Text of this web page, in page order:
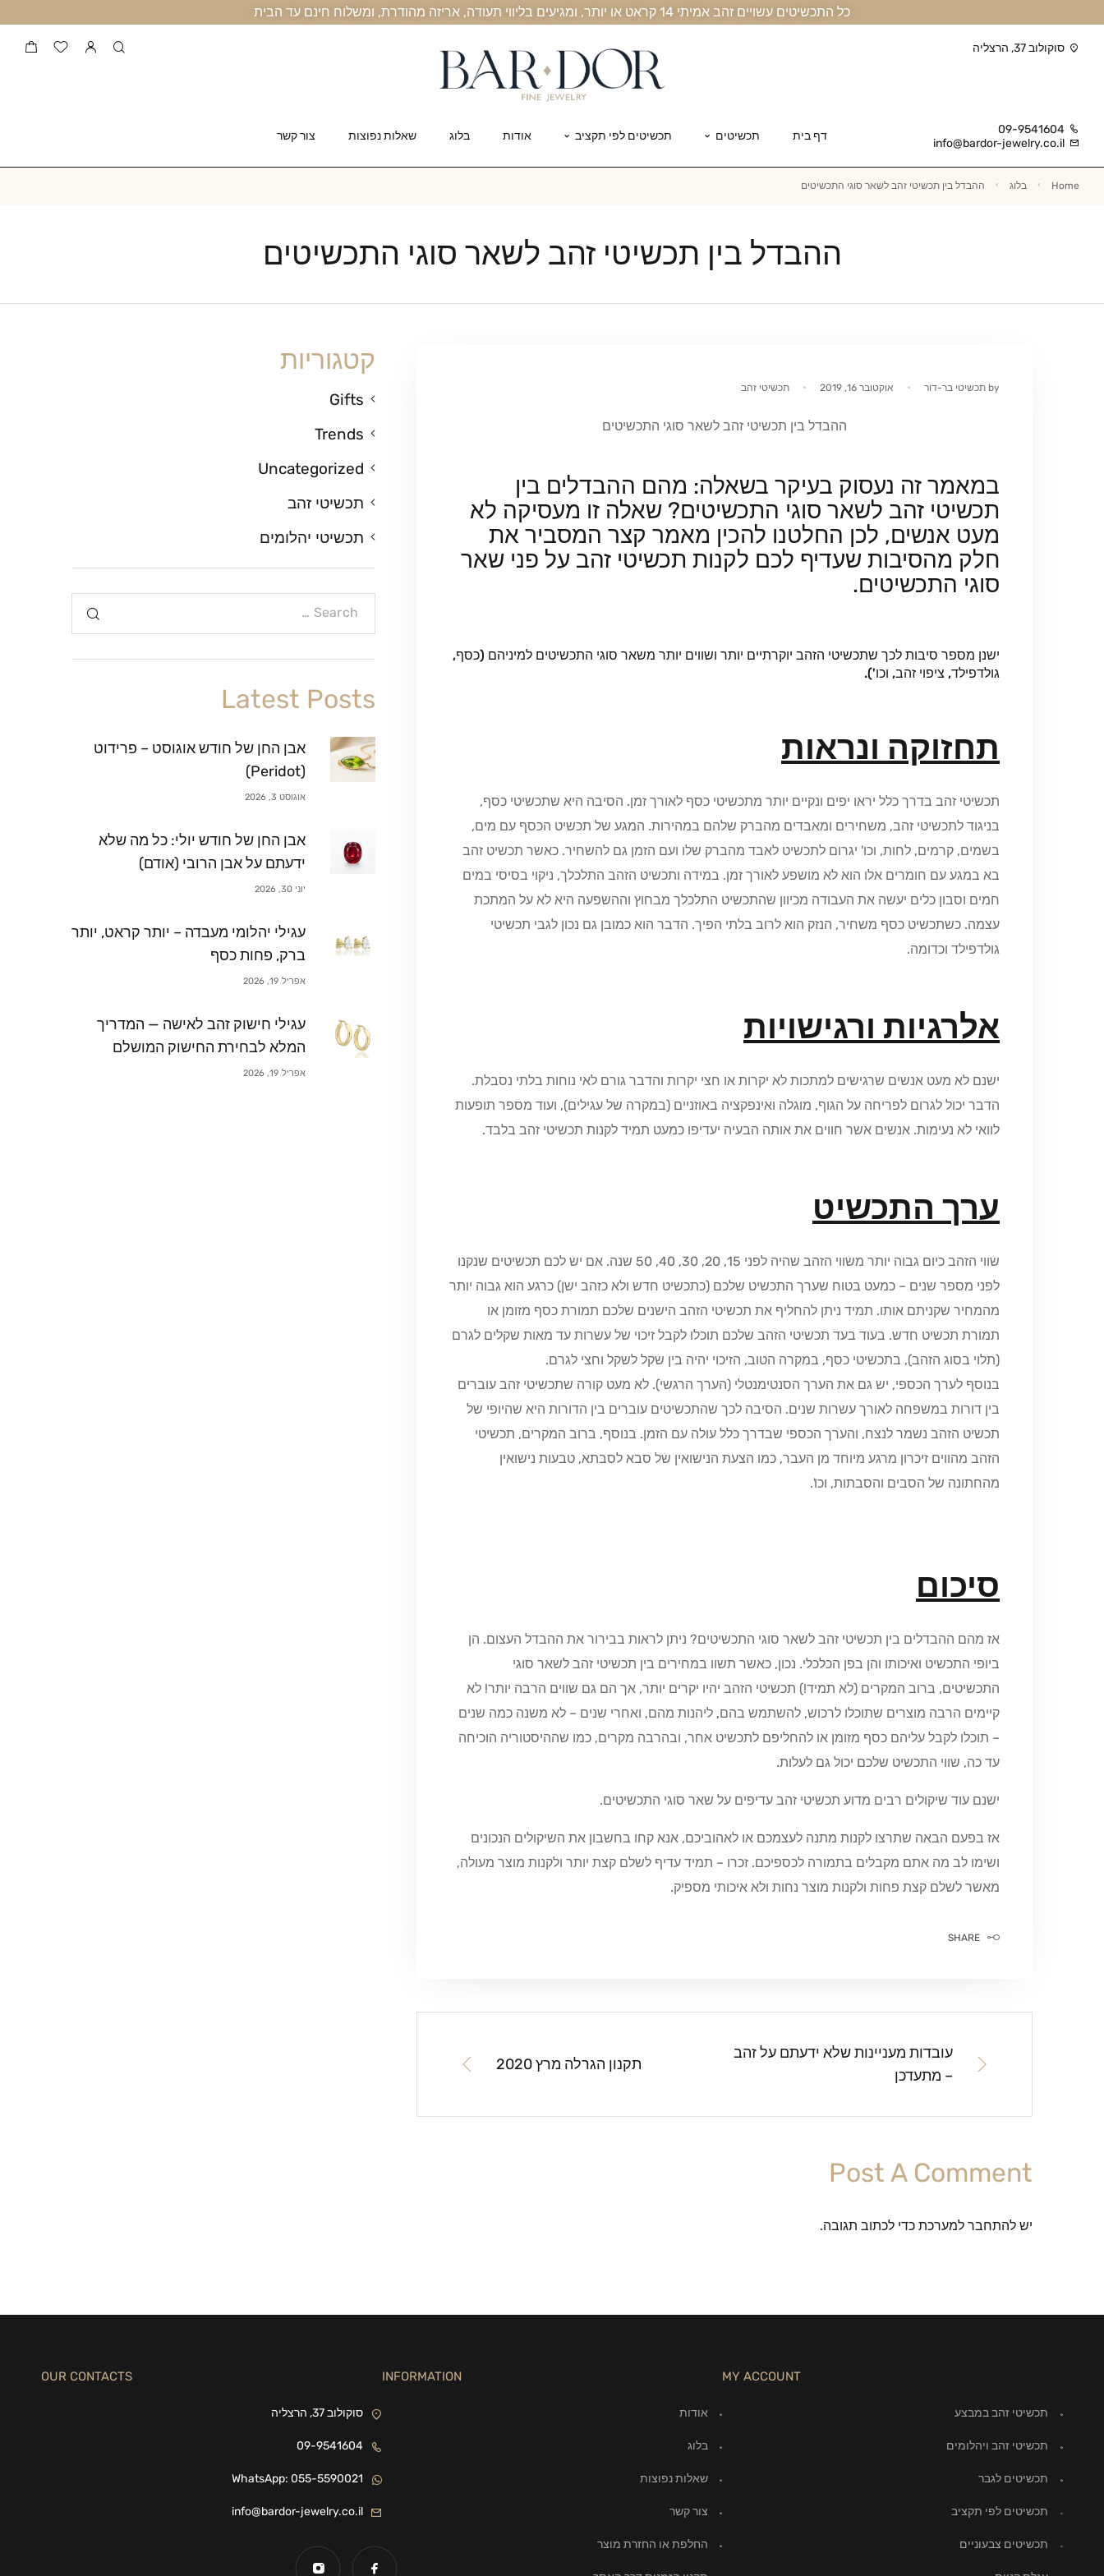
כל התכשיטים עשויים זהב אמיתי 14 קראט או יותר, ומגיעים בליווי תעודה, אריזה מהודרת, ומשלוח חינם עד הבית
סוקולוב 37, הרצליה
09-9541604
info@bardor-jewelry.co.il
דף בית תכשיטים תכשיטים לפי תקציב אודות בלוג שאלות נפוצות צור קשר
Home בלוג ההבדל בין תכשיטי זהב לשאר סוגי התכשיטים
ההבדל בין תכשיטי זהב לשאר סוגי התכשיטים
by תכשיטי בר-דור אוקטובר 16, 2019 תכשיטי זהב
ההבדל בין תכשיטי זהב לשאר סוגי התכשיטים
במאמר זה נעסוק בעיקר בשאלה: מהם ההבדלים בין
תכשיטי זהב לשאר סוגי התכשיטים? שאלה זו מעסיקה לא
מעט אנשים, לכן החלטנו להכין מאמר קצר המסביר את
חלק מהסיבות שעדיף לכם לקנות תכשיטי זהב על פני שאר
סוגי התכשיטים.
ישנן מספר סיבות לכך שתכשיטי הזהב יוקרתיים יותר ושווים יותר משאר סוגי התכשיטים למיניהם (כסף,
גולדפילד, ציפוי זהב, וכו').
תחזוקה ונראות
תכשיטי זהב בדרך כלל יראו יפים ונקיים יותר מתכשיטי כסף לאורך זמן. הסיבה היא שתכשיטי כסף,
בניגוד לתכשיטי זהב, משחירים ומאבדים מהברק שלהם במהירות. המגע של תכשיט הכסף עם מים,
בשמים, קרמים, לחות, וכו' יגרום לתכשיט לאבד מהברק שלו ועם הזמן גם להשחיר. כאשר תכשיט זהב
בא במגע עם חומרים אלו הוא לא מושפע לאורך זמן. במידה ותכשיט הזהב התלכלך, ניקוי בסיסי במים
חמים וסבון כלים יעשה את העבודה מכיוון שהתכשיט התלכלך מבחוץ וההשפעה היא לא על המתכת
עצמה. כשתכשיט כסף משחיר, הנזק הוא לרוב בלתי הפיך. הדבר הוא כמובן גם נכון לגבי תכשיטי
גולדפילד וכדומה.
אלרגיות ורגישויות
ישנם לא מעט אנשים שרגישים למתכות לא יקרות או חצי יקרות והדבר גורם לאי נוחות בלתי נסבלת.
הדבר יכול לגרום לפריחה על הגוף, מוגלה ואינפקציה באוזניים (במקרה של עגילים), ועוד מספר תופעות
לוואי לא נעימות. אנשים אשר חווים את אותה הבעיה יעדיפו כמעט תמיד לקנות תכשיטי זהב בלבד.
ערך התכשיט
שווי הזהב כיום גבוה יותר משווי הזהב שהיה לפני 15, 20, 30, 40, 50 שנה. אם יש לכם תכשיטים שנקנו
לפני מספר שנים – כמעט בטוח שערך התכשיט שלכם (כתכשיט חדש ולא כזהב ישן) כרגע הוא גבוה יותר
מהמחיר שקניתם אותו. תמיד ניתן להחליף את תכשיטי הזהב הישנים שלכם תמורת כסף מזומן או
תמורת תכשיט חדש. בעוד בעד תכשיטי הזהב שלכם תוכלו לקבל זיכוי של עשרות עד מאות שקלים לגרם
(תלוי בסוג הזהב), בתכשיטי כסף, במקרה הטוב, הזיכוי יהיה בין שקל לשקל וחצי לגרם.
בנוסף לערך הכספי, יש גם את הערך הסנטימנטלי (הערך הרגשי). לא מעט קורה שתכשיטי זהב עוברים
בין דורות במשפחה לאורך עשרות שנים. הסיבה לכך שהתכשיטים עוברים בין הדורות היא שהיופי של
תכשיט הזהב נשמר לנצח, והערך הכספי שבדרך כלל עולה עם הזמן. בנוסף, ברוב המקרים, תכשיטי
הזהב מהווים זיכרון מרגע מיוחד מן העבר, כמו הצעת הנישואין של סבא לסבתא, טבעות נישואין
מהחתונה של הסבים והסבתות, וכו'.
סיכום
אז מהם ההבדלים בין תכשיטי זהב לשאר סוגי התכשיטים? ניתן לראות בבירור את ההבדל העצום. הן
ביופי התכשיט ואיכותו והן בפן הכלכלי. נכון, כאשר תשוו במחירים בין תכשיטי זהב לשאר סוגי
התכשיטים, ברוב המקרים (לא תמיד!) תכשיטי הזהב יהיו יקרים יותר, אך הם גם שווים הרבה יותר! לא
קיימים הרבה מוצרים שתוכלו לרכוש, להשתמש בהם, ליהנות מהם, ואחרי שנים – לא משנה כמה שנים
– תוכלו לקבל עליהם כסף מזומן או להחליפם לתכשיט אחר, ובהרבה מקרים, כמו שההיסטוריה הוכיחה
עד כה, שווי התכשיט שלכם יכול גם לעלות.
ישנם עוד שיקולים רבים מדוע תכשיטי זהב עדיפים על שאר סוגי התכשיטים.
אז בפעם הבאה שתרצו לקנות מתנה לעצמכם או לאהוביכם, אנא קחו בחשבון את השיקולים הנכונים
ושימו לב מה אתם מקבלים בתמורה לכספיכם. זכרו – תמיד עדיף לשלם קצת יותר ולקנות מוצר מעולה,
מאשר לשלם קצת פחות ולקנות מוצר נחות ולא איכותי מספיק.
SHARE
עובדות מעניינות שלא ידעתם על זהב
– מתעדכן
תקנון הגרלה מרץ 2020
Post A Comment
יש להתחבר למערכת כדי לכתוב תגובה.
קטגוריות
Gifts
Trends
Uncategorized
תכשיטי זהב
תכשיטי יהלומים
Latest Posts
אבן החן של חודש אוגוסט – פרידוט
(Peridot)
אוגוסט 3, 2026
אבן החן של חודש יולי: כל מה שלא
ידעתם על אבן הרובי (אודם)
יוני 30, 2026
עגילי יהלומי מעבדה – יותר קראט, יותר
ברק, פחות כסף
אפריל 19, 2026
עגילי חישוק זהב לאישה — המדריך
המלא לבחירת החישוק המושלם
אפריל 19, 2026
MY ACCOUNT
תכשיטי זהב במבצע
תכשיטי זהב ויהלומים
תכשיטים לגבר
תכשיטים לפי תקציב
תכשיטים צבעוניים
INFORMATION
אודות
בלוג
שאלות נפוצות
צור קשר
החלפת או החזרת מוצר
OUR CONTACTS
סוקולוב 37, הרצליה
09-9541604
WhatsApp: 055-5590021
info@bardor-jewelry.co.il